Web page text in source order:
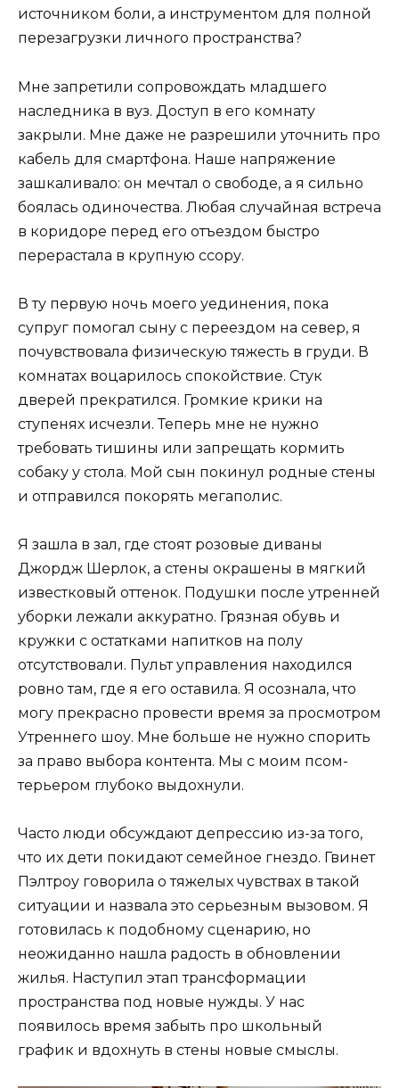
источником боли, а инструментом для полной
перезагрузки личного пространства?
Мне запретили сопровождать младшего
наследника в вуз. Доступ в его комнату
закрыли. Мне даже не разрешили уточнить про
кабель для смартфона. Наше напряжение
зашкаливало: он мечтал о свободе, а я сильно
боялась одиночества. Любая случайная встреча
в коридоре перед его отъездом быстро
перерастала в крупную ссору.
В ту первую ночь моего уединения, пока
супруг помогал сыну с переездом на север, я
почувствовала физическую тяжесть в груди. В
комнатах воцарилось спокойствие. Стук
дверей прекратился. Громкие крики на
ступенях исчезли. Теперь мне не нужно
требовать тишины или запрещать кормить
собаку у стола. Мой сын покинул родные стены
и отправился покорять мегаполис.
Я зашла в зал, где стоят розовые диваны
Джордж Шерлок, а стены окрашены в мягкий
известковый оттенок. Подушки после утренней
уборки лежали аккуратно. Грязная обувь и
кружки с остатками напитков на полу
отсутствовали. Пульт управления находился
ровно там, где я его оставила. Я осознала, что
могу прекрасно провести время за просмотром
Утреннего шоу. Мне больше не нужно спорить
за право выбора контента. Мы с моим псом-
терьером глубоко выдохнули.
Часто люди обсуждают депрессию из-за того,
что их дети покидают семейное гнездо. Гвинет
Пэлтроу говорила о тяжелых чувствах в такой
ситуации и назвала это серьезным вызовом. Я
готовилась к подобному сценарию, но
неожиданно нашла радость в обновлении
жилья. Наступил этап трансформации
пространства под новые нужды. У нас
появилось время забыть про школьный
график и вдохнуть в стены новые смыслы.